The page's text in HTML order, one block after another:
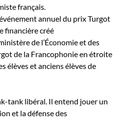
français.
annuel du prix Turgot
financière créé
de l’Économie et des
de la Francophonie en étroite
élèves et anciens élèves de
tank libéral. Il entend jouer un
et la défense des